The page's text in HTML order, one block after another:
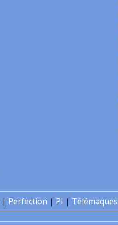
| Perfection | PI | Télémaques